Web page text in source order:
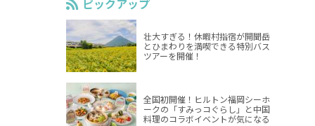
ピックアップ
壮大すぎる！休暇村指宿が開聞岳
とひまわりを満喫できる特別バス
ツアーを開催！
全国初開催！ヒルトン福岡シーホ
ークの「すみっコぐらし」と中国
料理のコラボイベントが気になる